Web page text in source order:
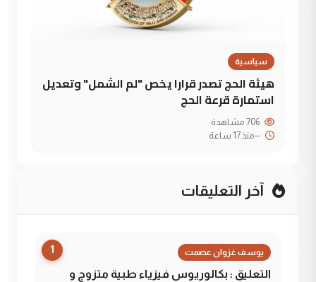
سياسية
هيئة الحج تصدر قرارا يخص "لم الشمل" وتعديل
استمارة قرعة الحج
--منذ 17 ساعة
آخر التعليقات
1 يوسف غزوان عصمت
التعليق : بكالوريوس فيزياء طبية متزوج و